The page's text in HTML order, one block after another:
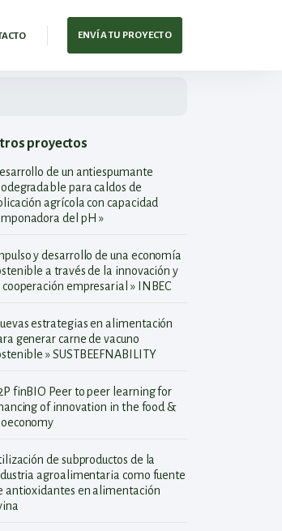
ENVÍA TU PROYECTO
proyectos
de un antiespumante
para caldos de
agrícola con capacidad
del pH »
y desarrollo de una economía
a través de la innovación y
cooperación empresarial » INBEC
estrategias en alimentación
generar carne de vacuno
» SUSTBEEFNABILITY
finBIO Peer to peer learning for
of innovation in the food &
de subproductos de la
agroalimentaria como fuente
antioxidantes en alimentación